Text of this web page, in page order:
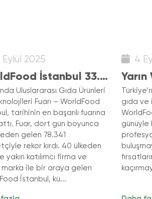
Eylül 2025
İstanbul 33.
Rekor Katılımla
En Başarılı
Gerçekleştirdi!
Uluslararası Gıda Ürünleri
Fuarı – WorldFood
tarihinin en başarılı fuarına
Fuar, dört gün boyunca
gelen 78.341
rekor kırdı. 40 ülkeden
yakın katılımcı firma ve
marka ile bir araya gelen
İstanbul, kü...
4
Günü!
gıda ve
günüyle